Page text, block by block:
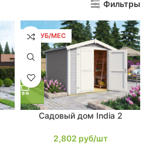
Фильтры
53 РУБ/МЕС
Садовый дом India 2
2,802 руб/шт